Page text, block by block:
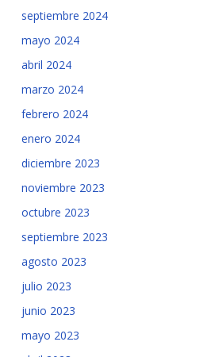
septiembre 2024
mayo 2024
abril 2024
marzo 2024
febrero 2024
enero 2024
diciembre 2023
noviembre 2023
octubre 2023
septiembre 2023
agosto 2023
julio 2023
junio 2023
mayo 2023